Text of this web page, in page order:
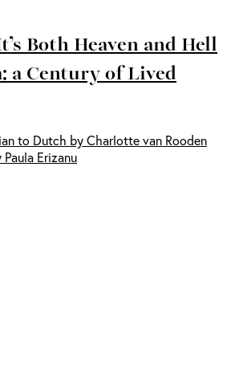
Both Heaven and Hell
a Century of Lived
to Dutch by Charlotte van Rooden
Erizanu